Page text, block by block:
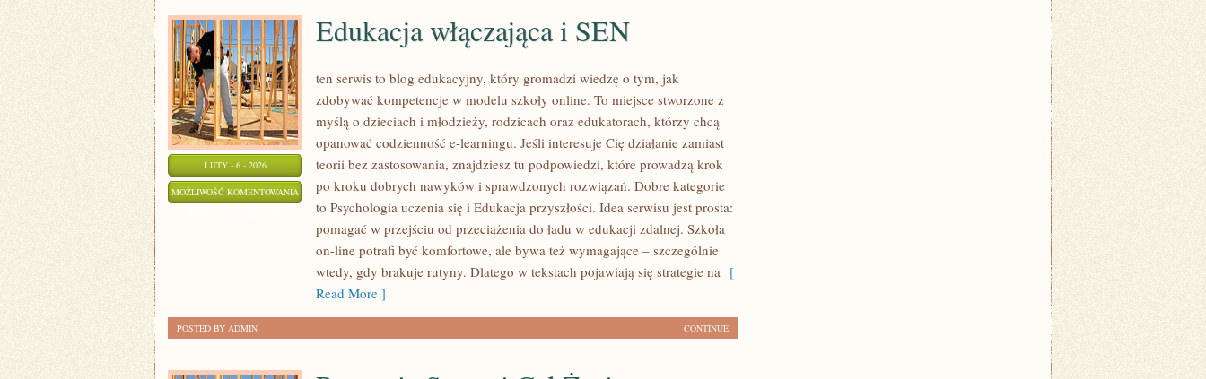
LUTY - 6 - 2026
MOŻLIWOŚĆ KOMENTOWANIA EDUKACJA
WŁĄCZAJĄCA
Edukacja włączająca i SEN
ten serwis to blog edukacyjny, który gromadzi wiedzę o tym, jak
zdobywać kompetencje w modelu szkoły online. To miejsce stworzone z
myślą o dzieciach i młodzieży, rodzicach oraz edukatorach, którzy chcą
opanować codzienność e-learningu. Jeśli interesuje Cię działanie zamiast
teorii bez zastosowania, znajdziesz tu podpowiedzi, które prowadzą krok
po kroku dobrych nawyków i sprawdzonych rozwiązań. Dobre kategorie
to Psychologia uczenia się i Edukacja przyszłości. Idea serwisu jest prosta:
pomagać w przejściu od przeciążenia do ładu w edukacji zdalnej. Szkoła
on-line potrafi być komfortowe, ale bywa też wymagające – szczególnie
wtedy, gdy brakuje rutyny. Dlatego w tekstach pojawiają się strategie na [
Read More ]
CONTINUE
POSTED BY ADMIN